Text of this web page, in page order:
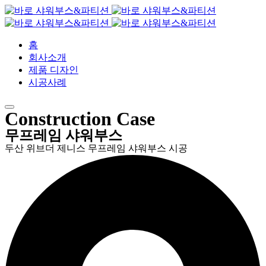
홈
회사소개
제품 디자인
시공사례
Construction Case
무프레임 샤워부스
두산 위브더 제니스 무프레임 샤워부스 시공